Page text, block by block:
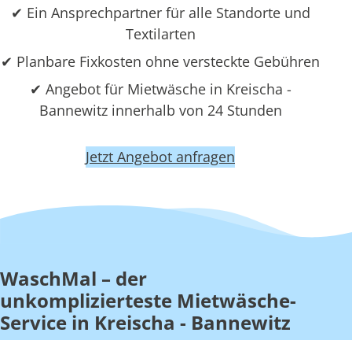
✔ Ein Ansprechpartner für alle Standorte und
Textilarten
✔ Planbare Fixkosten ohne versteckte Gebühren
✔ Angebot für Mietwäsche in Kreischa -
Bannewitz innerhalb von 24 Stunden
Jetzt Angebot anfragen
WaschMal – der
unkomplizierteste Mietwäsche-
Service in Kreischa - Bannewitz